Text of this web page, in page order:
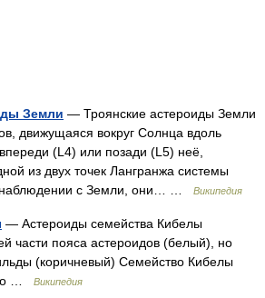
Земли — Троянские астероиды Земли
движущаяся вокруг Солнца вдоль
(L4) или позади (L5) неё,
из двух точек Лангранжа системы
с Земли, они… …
Википедия
— Астероиды семейства Кибелы
части пояса астероидов (белый), но
(коричневый) Семейство Кибелы
…
Википедия